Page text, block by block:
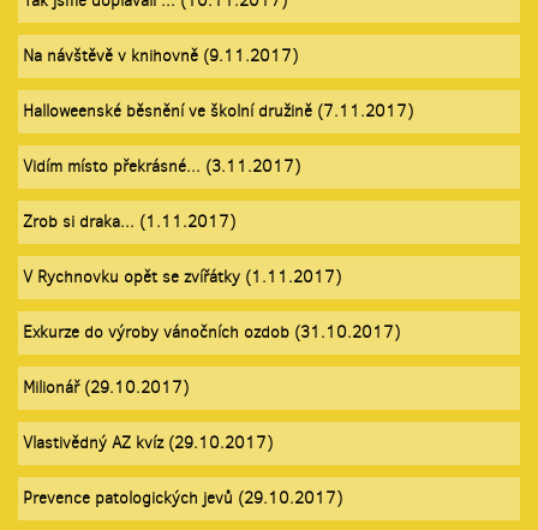
Na návštěvě v knihovně (9.11.2017)
Halloweenské běsnění ve školní družině (7.11.2017)
Vidím místo překrásné... (3.11.2017)
Zrob si draka... (1.11.2017)
V Rychnovku opět se zvířátky (1.11.2017)
Exkurze do výroby vánočních ozdob (31.10.2017)
Milionář (29.10.2017)
Vlastivědný AZ kvíz (29.10.2017)
Prevence patologických jevů (29.10.2017)